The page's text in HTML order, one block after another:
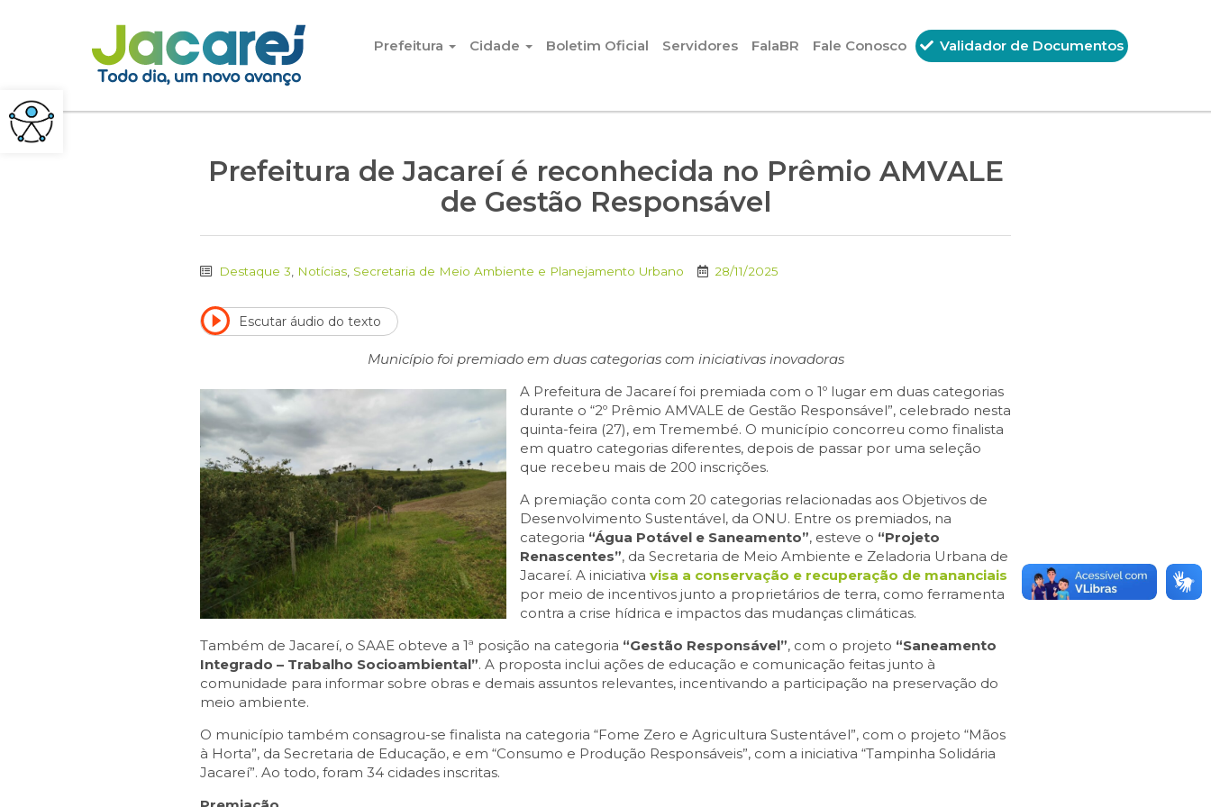
Pular para o conteúdo
Prefeitura
Cidade Boletim Oficial Servidores FalaBR Fale Conosco Validador de Documentos
Prefeitura de Jacareí é reconhecida no Prêmio AMVALE
de Gestão Responsável
Destaque 3 Notícias Secretaria de Meio Ambiente e Planejamento Urbano 28/11/2025
Escutar áudio do texto
Município foi premiado em duas categorias com iniciativas inovadoras
A Prefeitura de Jacareí foi premiada com o 1º lugar em duas categorias
durante o “2º Prêmio AMVALE de Gestão Responsável”, celebrado nesta
quinta-feira (27), em Tremembé. O município concorreu como finalista
em quatro categorias diferentes, depois de passar por uma seleção
que recebeu mais de 200 inscrições.
A premiação conta com 20 categorias relacionadas aos Objetivos de
Desenvolvimento Sustentável, da ONU. Entre os premiados, na
categoria “Água Potável e Saneamento”, esteve o “Projeto
Renascentes”, da Secretaria de Meio Ambiente e Zeladoria Urbana de
Jacareí. A iniciativa visa a conservação e recuperação de mananciais
por meio de incentivos junto a proprietários de terra, como ferramenta
contra a crise hídrica e impactos das mudanças climáticas.
Também de Jacareí, o SAAE obteve a 1ª posição na categoria “Gestão Responsável”, com o projeto “Saneamento
Integrado – Trabalho Socioambiental”. A proposta inclui ações de educação e comunicação feitas junto à
comunidade para informar sobre obras e demais assuntos relevantes, incentivando a participação na preservação do
meio ambiente.
O município também consagrou-se finalista na categoria “Fome Zero e Agricultura Sustentável”, com o projeto “Mãos
à Horta”, da Secretaria de Educação, e em “Consumo e Produção Responsáveis”, com a iniciativa “Tampinha Solidária
Jacareí”. Ao todo, foram 34 cidades inscritas.